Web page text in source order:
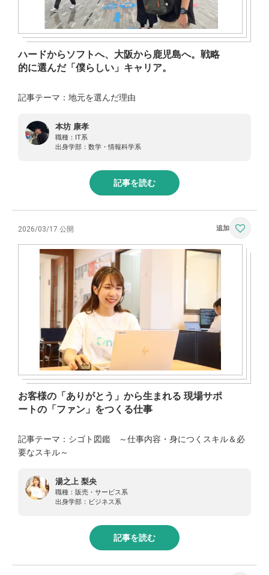
ハードからソフトへ、大阪から鹿児島へ。戦略
的に選んだ「僕らしい」キャリア。
記事テーマ：地元を選んだ理由
本坊 康孝
職種： IT系
出身学部： 数学・情報科学系
記事を読む
2026/03/17 公開
お客様の「ありがとう」から生まれる 現場サポ
ートの「ファン」をつくる仕事
記事テーマ：シゴト図鑑 ～仕事内容・身につくスキル＆必
要なスキル～
湯之上 梨央
職種： 販売・サービス系
出身学部： ビジネス系
記事を読む